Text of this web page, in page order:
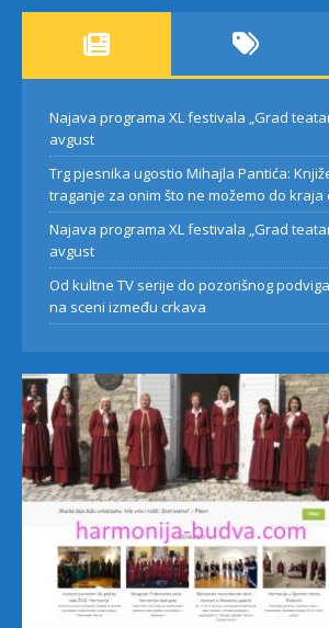
Najava programa XL festivala „Grad
avgust
Trg pjesnika ugostio Mihajla Pantića:
traganje za onim što ne možemo do kraja
Najava programa XL festivala „Grad
avgust
Od kultne TV serije do pozorišnog
na sceni između crkava